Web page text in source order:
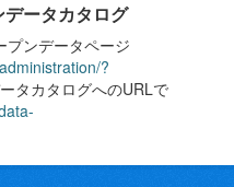
データカタログ
プンデータページ
?
タカタログへのURLで